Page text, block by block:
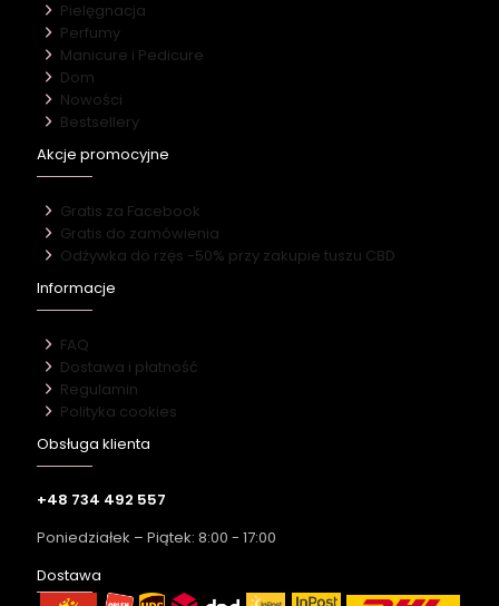
Pielęgnacja
Perfumy
Manicure i Pedicure
Dom
Nowości
Bestsellery
Akcje promocyjne
Gratis za Facebook
Gratis do zamówienia
Odżywka do rzęs -50% przy zakupie tuszu CBD
Informacje
FAQ
Dostawa i płatność
Regulamin
Polityka cookies
Obsługa klienta
+48 734 492 557
Poniedziałek – Piątek: 8:00 - 17:00
Dostawa